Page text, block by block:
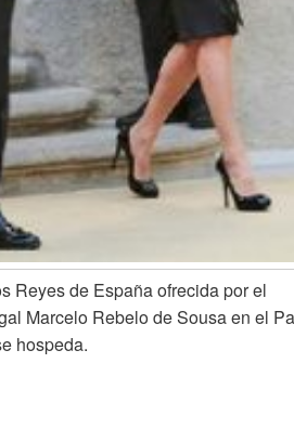
Reyes de España ofrecida por el
Marcelo Rebelo de Sousa en el
hospeda.